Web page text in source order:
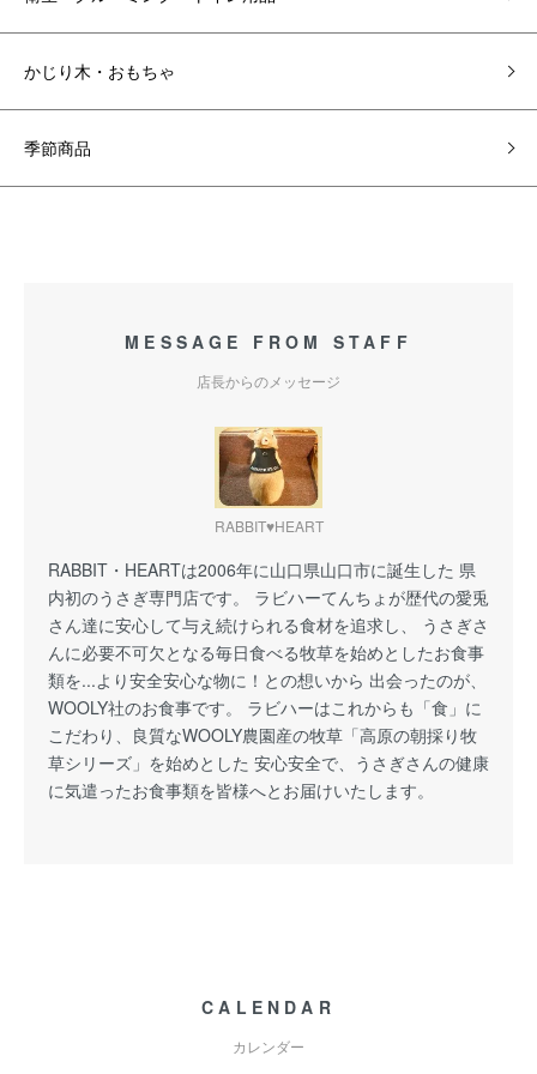
かじり木・おもちゃ
季節商品
MESSAGE FROM STAFF
店長からのメッセージ
RABBIT♥HEART
RABBIT・HEARTは2006年に山口県山口市に誕生した 県
内初のうさぎ専門店です。 ラビハーてんちょが歴代の愛兎
さん達に安心して与え続けられる食材を追求し、 うさぎさ
んに必要不可欠となる毎日食べる牧草を始めとしたお食事
類を...より安全安心な物に！との想いから 出会ったのが、
WOOLY社のお食事です。 ラビハーはこれからも「食」に
こだわり、良質なWOOLY農園産の牧草「高原の朝採り牧
草シリーズ」を始めとした 安心安全で、うさぎさんの健康
に気遣ったお食事類を皆様へとお届けいたします。
CALENDAR
カレンダー